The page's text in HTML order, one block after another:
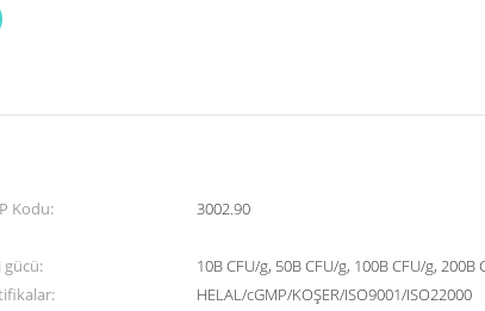
Kodu: 3002.90
gücü:
10B CFU/g, 50B CFU/g, 100B CFU/g, 200B
HELAL/cGMP/KOŞER/ISO9001/ISO22000